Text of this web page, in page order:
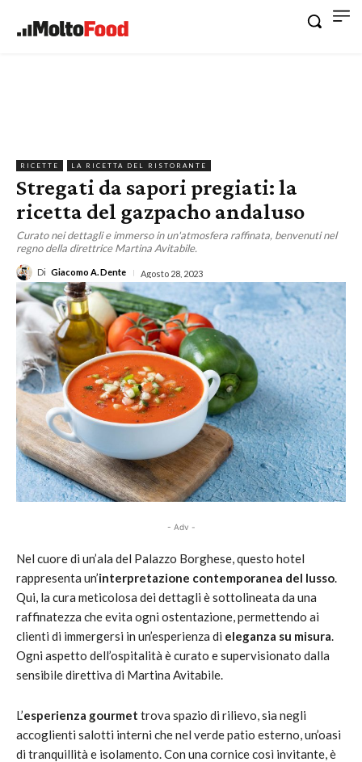
RICETTE LA RICETTA DEL RISTORANTE
Stregati da sapori pregiati: la
ricetta del gazpacho andaluso
Curato nei dettagli e immerso in un'atmosfera raffinata, benvenuti nel
regno della direttrice Martina Avitabile.
Di Giacomo A. Dente Agosto 28, 2023
- Adv -
Nel cuore di un’ala del Palazzo Borghese, questo hotel
rappresenta un’interpretazione contemporanea del lusso.
Qui, la cura meticolosa dei dettagli è sottolineata da una
raffinatezza che evita ogni ostentazione, permettendo ai
clienti di immergersi in un’esperienza di eleganza su misura.
Ogni aspetto dell’ospitalità è curato e supervisionato dalla
sensibile direttiva di Martina Avitabile.
L’esperienza gourmet trova spazio di rilievo, sia negli
accoglienti salotti interni che nel verde patio esterno, un’oasi
di tranquillità e isolamento. Con una cornice così invitante, è